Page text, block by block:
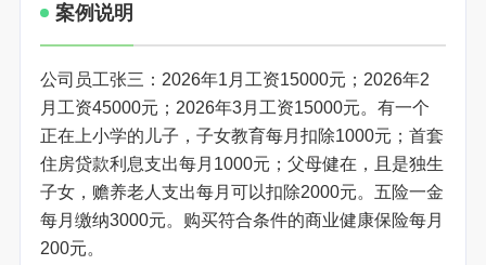
案例说明
公司员工张三：2026年1月工资15000元；2026年2
月工资45000元；2026年3月工资15000元。有一个
正在上小学的儿子，子女教育每月扣除1000元；首套
住房贷款利息支出每月1000元；父母健在，且是独生
子女，赡养老人支出每月可以扣除2000元。五险一金
每月缴纳3000元。购买符合条件的商业健康保险每月
200元。